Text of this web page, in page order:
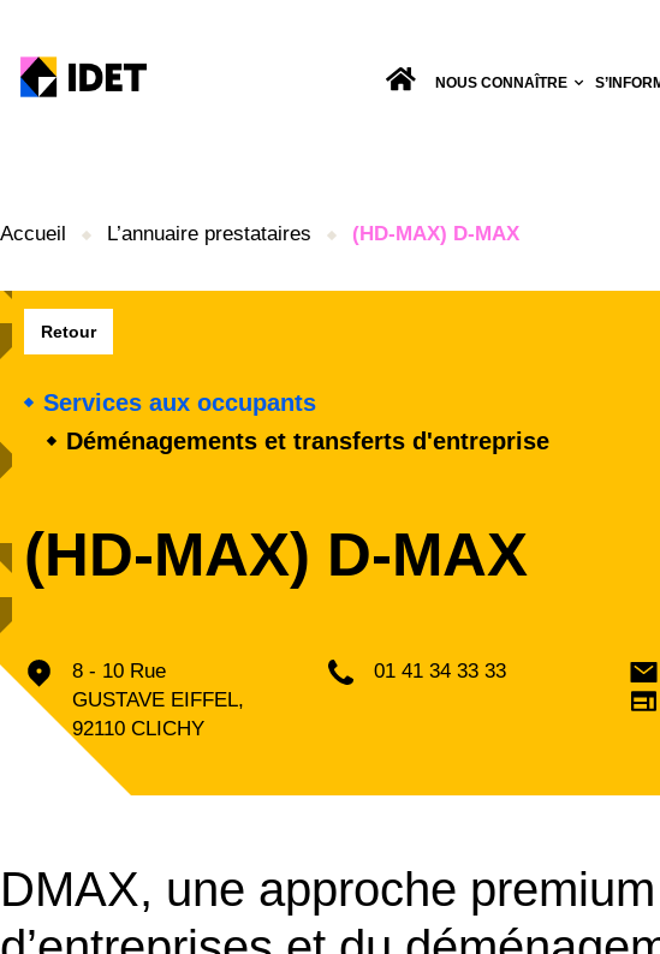
NOUS CONNAÎTRE
Accueil L’annuaire prestataires (HD-MAX) D-MAX
Retour
Services aux occupants
Déménagements et transferts d'entreprise
(HD-MAX) D-MAX
8 - 10 Rue
GUSTAVE EIFFEL,
92110 CLICHY
01 41 34 33 33
DMAX, une approche